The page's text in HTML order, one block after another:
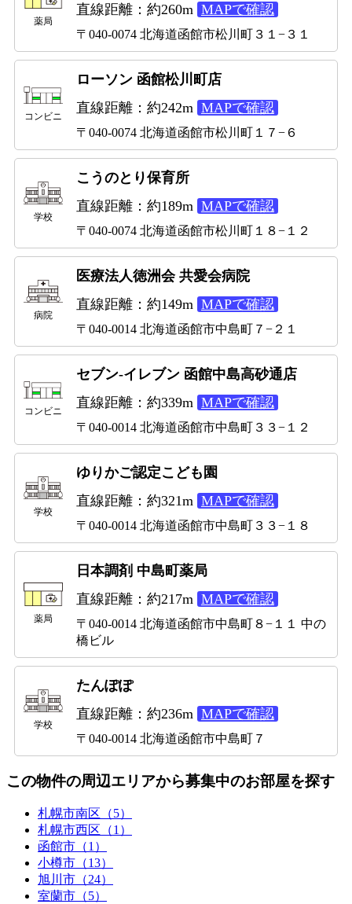
薬局
直線距離：約260m MAPで確認
〒040-0074 北海道函館市松川町３１−３１
コンビニ
ローソン 函館松川町店
直線距離：約242m MAPで確認
〒040-0074 北海道函館市松川町１７−６
学校
こうのとり保育所
直線距離：約189m MAPで確認
〒040-0074 北海道函館市松川町１８−１２
病院
医療法人徳洲会 共愛会病院
直線距離：約149m MAPで確認
〒040-0014 北海道函館市中島町７−２１
コンビニ
セブン-イレブン 函館中島高砂通店
直線距離：約339m MAPで確認
〒040-0014 北海道函館市中島町３３−１２
学校
ゆりかご認定こども園
直線距離：約321m MAPで確認
〒040-0014 北海道函館市中島町３３−１８
薬局
日本調剤 中島町薬局
直線距離：約217m MAPで確認
〒040-0014 北海道函館市中島町８−１１ 中の
橋ビル
学校
たんぽぽ
直線距離：約236m MAPで確認
〒040-0014 北海道函館市中島町７
この物件の周辺エリアから募集中のお部屋を探す
札幌市南区（5）
札幌市西区（1）
函館市（1）
小樽市（13）
旭川市（24）
室蘭市（5）